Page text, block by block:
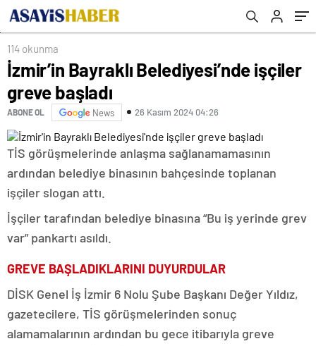
114 okunma
İzmir’in Bayraklı Belediyesi’nde işçiler
greve başladı
ABONE OL News 26 Kasım 2024 04:26
TİS görüşmelerinde anlaşma sağlanamamasının
ardından belediye binasının bahçesinde toplanan
işçiler slogan attı.
İşçiler tarafından belediye binasına “Bu iş yerinde grev
var” pankartı asıldı.
GREVE BAŞLADIKLARINI DUYURDULAR
DİSK Genel İş İzmir 6 Nolu Şube Başkanı Değer Yıldız,
gazetecilere, TİS görüşmelerinden sonuç
alamamalarının ardından bu gece itibarıyla greve